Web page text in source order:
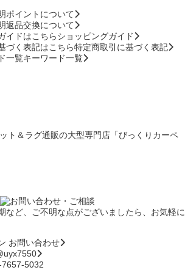
ポイントについて
返品交換について
ショッピングガイド
特定商取引に基づく表記
キーワード一覧
ト＆ラグ通販の大型専門店「びっくりカーペ
など、ご不明な点がございましたら、お気軽に
お問い合わせ
7657-5032